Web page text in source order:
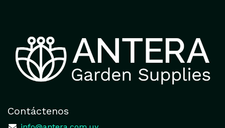
Contáctenos